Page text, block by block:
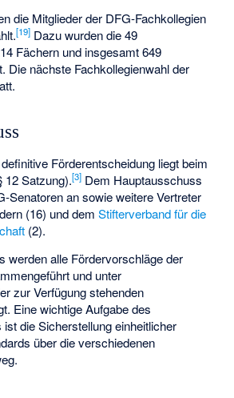
die Mitglieder der DFG-Fachkollegien
[19] Dazu wurden die 49
Fächern und insgesamt 649
Die nächste Fachkollegienwahl der
Förderentscheidung liegt beim
12 Satzung).[3] Dem Hauptausschuss
Senatoren an sowie weitere Vertreter
(16) und demStifterverband für die
(2).
werden alle Fördervorschläge der
und unter
zur Verfügung stehenden
Eine wichtige Aufgabe des
die Sicherstellung einheitlicher
über die verschiedenen